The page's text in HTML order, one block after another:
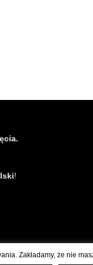
!
Zakładamy, że nie